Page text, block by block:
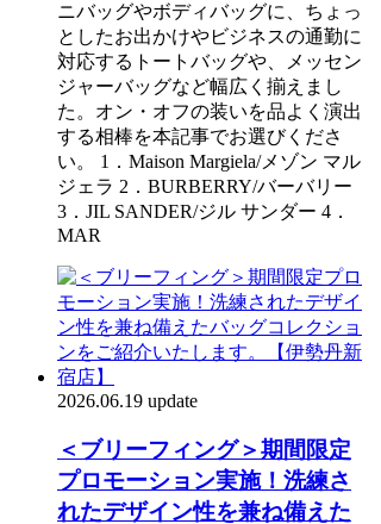
ニバッグやボディバッグに、ちょっ
としたお出かけやビジネスの通勤に
対応するトートバッグや、メッセン
ジャーバッグなど幅広く揃えまし
た。オン・オフの装いを品よく演出
する相棒を本記事でお選びくださ
い。 1．Maison Margiela/メゾン マル
ジェラ 2．BURBERRY/バーバリー
3．JIL SANDER/ジル サンダー 4．
MAR
2026.06.19 update
＜ブリーフィング＞期間限定
プロモーション実施！洗練さ
れたデザイン性を兼ね備えた